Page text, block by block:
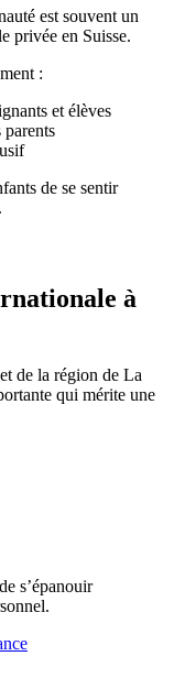
est souvent un
privée en Suisse.
:
et élèves
de se sentir
à
de la région de La
qui mérite une
s’épanouir